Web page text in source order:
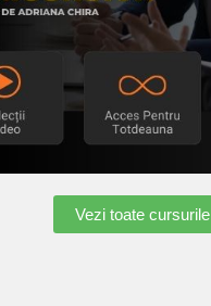
Vezi toate cursurile